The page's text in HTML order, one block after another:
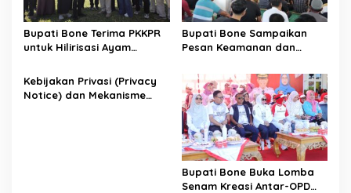
Bupati Bone Terima PKKPR
untuk Hilirisasi Ayam
Bupati Bone Sampaikan
Pesan Keamanan dan
Kebijakan Privasi (Privacy
Notice) dan Mekanisme
Bupati Bone Buka Lomba
Senam Kreasi Antar-OPD